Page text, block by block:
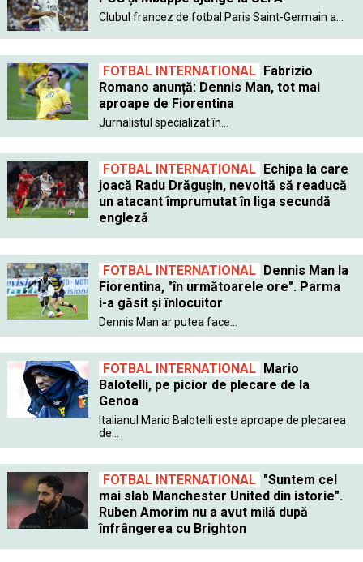
Clubul francez de fotbal Paris Saint-Germain a...
FOTBAL INTERNATIONAL
Fabrizio
Romano anunță: Dennis Man, tot mai
aproape de Fiorentina
Jurnalistul specializat în...
FOTBAL INTERNATIONAL
Echipa la care
joacă Radu Drăgușin, nevoită să readucă
un atacant împrumutat în liga secundă
engleză
FOTBAL INTERNATIONAL
Dennis Man la
Fiorentina, "în următoarele ore". Parma
i-a găsit şi înlocuitor
Dennis Man ar putea face...
FOTBAL INTERNATIONAL
Mario
Balotelli, pe picior de plecare de la
Genoa
Italianul Mario Balotelli este aproape de plecarea
de...
FOTBAL INTERNATIONAL "Suntem cel
mai slab Manchester United din istorie".
Ruben Amorim nu a avut milă după
înfrângerea cu Brighton